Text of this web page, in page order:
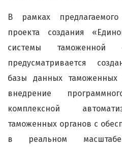
В рамках
проекта создания
системы
предусматривается
базы данных таможенных
внедрение
комплексной
таможенных органов с
в реальном